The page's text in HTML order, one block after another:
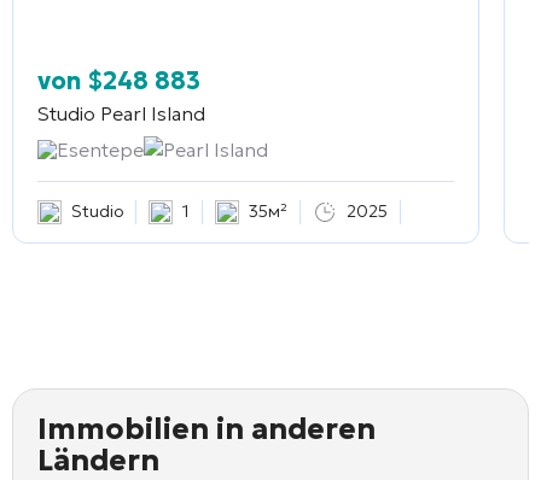
von $248 883
Studio Pearl Island
Esentepe
Pearl Island
Studio 1 35м² 2025
Immobilien in anderen
Ländern